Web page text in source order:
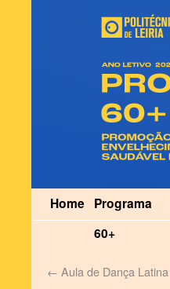
Home Programa
60+
← Aula de Dança Latina